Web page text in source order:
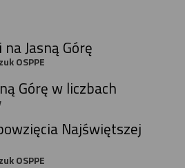
Jasną Górę
OSPPE
Górę w liczbach
Najświętszej
OSPPE